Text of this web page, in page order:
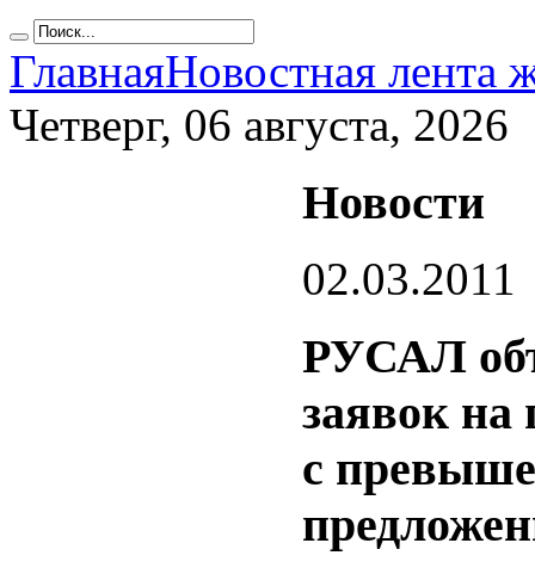
ГлавнаяНовостная лента
Четверг, 06 августа, 2026
Новости
02.03.2011
РУСАЛ
заявок на
с